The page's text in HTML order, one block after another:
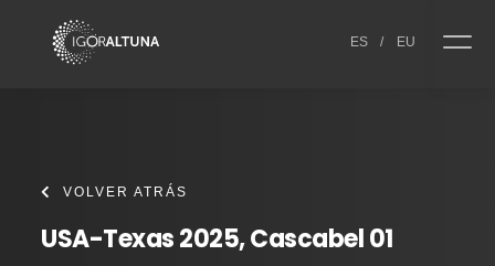
ES / EU
VOLVER ATRÁS
USA-Texas 2025, Cascabel 01